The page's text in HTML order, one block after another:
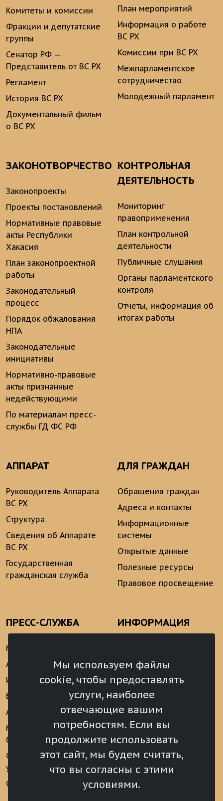
Мы используем файлы
cookie, чтобы предоставлять
услуги, наиболее
отвечающие вашим
потребностям. Если вы
продолжите использовать
этот сайт, мы будем считать,
что вы согласны с этими
условиями.
Комитеты и комиссии
Фракции и депутатские
группы
Сенатор РФ —
Представитель от ВС РХ
Регламент
История ВС РХ
Документальный фильм
о ВС РХ
План мероприятий
Информация о работе
ВС РХ
Комиссии при ВС РХ
Межпарламентское
сотрудничество
Молодежный парламент
ЗАКОНОТВОРЧЕСТВО
Законопроекты
Проекты постановлений
Нормативные правовые
акты Республики
Хакасия
План законопроектной
работы
Законодательный
процесс
Порядок обжалования
НПА
Законодательные
инициативы
Нормативно-правовые
акты признанные
недействующими
По материалам пресс-
службы ГД ФС РФ
КОНТРОЛЬНАЯ
ДЕЯТЕЛЬНОСТЬ
Мониторинг
правоприменения
План контрольной
деятельности
Публичные слушания
Органы парламентского
контроля
Отчеты, информация об
итогах работы
АППАРАТ
Руководитель Аппарата
ВС РХ
Структура
Сведения об Аппарате
ВС РХ
Государственная
гражданская служба
ДЛЯ ГРАЖДАН
Обращения граждан
Адреса и контакты
Информационные
системы
Открытые данные
Полезные ресурсы
Правовое просвещение
ПРЕСС-СЛУЖБА
Новости
Анонсы
Интервью
Видеоматериалы
Аккредитация
Конкурс «Хрустальный
барс»
Сведения о СМИ
учрежденных ВС РХ
Опросы и голосования
ИНФОРМАЦИЯ
аналитические
материалы
Реализация Послания
Президента РФ
Федеральному
Собранию РФ
Местное
самоуправление
Финансы
Награды